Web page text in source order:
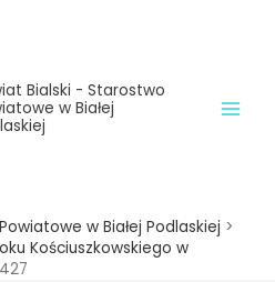
Bialski - Starostwo
w Białej
w Białej Podlaskiej >
Kościuszkowskiego w